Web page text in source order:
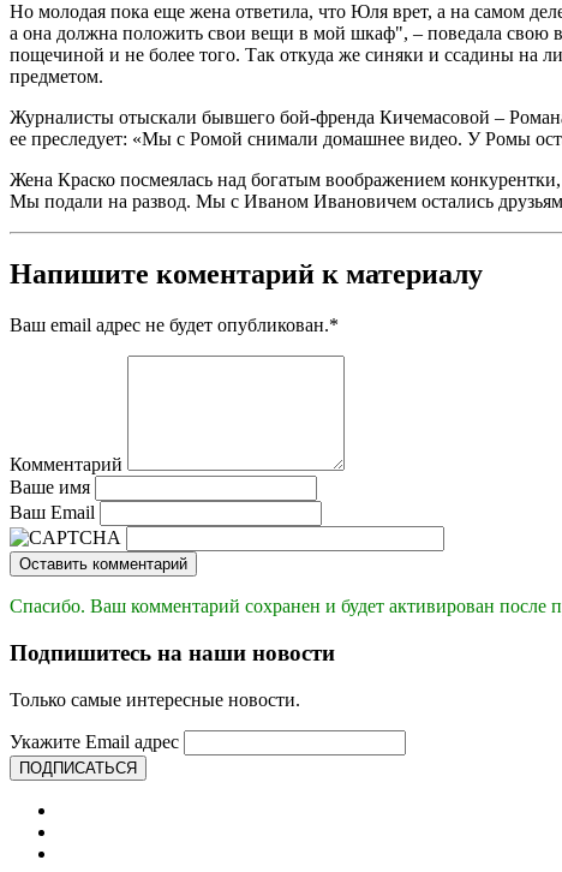
Но молодая пока еще жена ответила, что Юля врет, а на самом
а она должна положить свои вещи в мой шкаф", – поведала свою
пощечиной и не более того. Так откуда же синяки и ссадины на
предметом.
Журналисты отыскали бывшего бой-френда Кичемасовой –
ее преследует: «Мы с Ромой снимали домашнее видео. У Ромы
Жена Краско посмеялась над богатым воображением конкурентки,
Мы подали на развод. Мы с Иваном Ивановичем остались
Напишите коментарий к материалу
Ваш email адрес не будет опубликован.*
Комментарий
Ваше имя
Ваш Email
Оставить комментарий
Спасибо. Ваш комментарий сохранен и будет активирован после
Подпишитесь на наши новости
Только самые интересные новости.
Укажите Email адрес
ПОДПИСАТЬСЯ